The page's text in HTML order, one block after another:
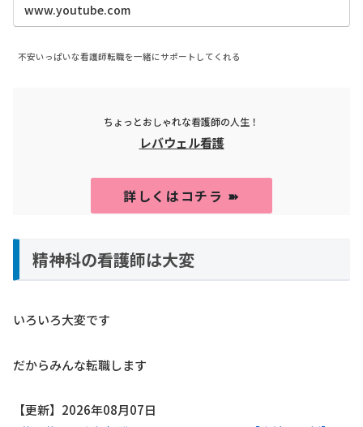
www.youtube.com
不安いっぱいな看護師転職を一緒にサポートしてくれる
ちょっとおしゃれな看護師の人生！
レバウェル看護
詳しくはコチラ ➽
精神科の看護師は大変
いろいろ大変です
だからみんな転職します
【更新】2026年08月07日